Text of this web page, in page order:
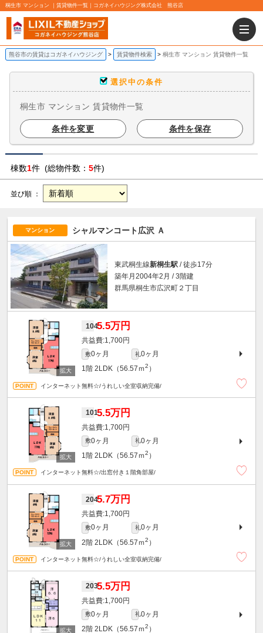
桐生市 マンション ｜賃貸物件一覧｜コガネイハウジング株式会社 熊谷店
熊谷市の賃貸はコガネイハウジング 賃貸物件検索 桐生市 マンション 賃貸物件一覧
選択中の条件
桐生市 マンション 賃貸物件一覧
条件を変更 条件を保存
棟数1件 (総物件数： 5件)
並び順 ：
マンション シャルマンコート広沢 Ａ
東武桐生線新桐生駅 / 徒歩17分
築年月2004年2月 / 3階建
群馬県桐生市広沢町２丁目
1045.5万円
1,700円
敷0ヶ月 礼0ヶ月
1階 2LDK（56.57ｍ2 ）
インターネット無料☆/うれしい全室収納完備/
1015.5万円
1,700円
敷0ヶ月 礼0ヶ月
1階 2LDK（56.57ｍ2 ）
インターネット無料☆/出窓付き１階角部屋/
2045.7万円
1,700円
敷0ヶ月 礼0ヶ月
2階 2LDK（56.57ｍ2 ）
インターネット無料☆/うれしい全室収納完備/
2035.5万円
1,700円
敷0ヶ月 礼0ヶ月
2階 2LDK（56.57ｍ2 ）